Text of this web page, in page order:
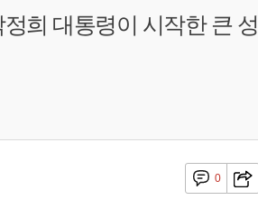
희 대통령이 시작한 큰 성
0